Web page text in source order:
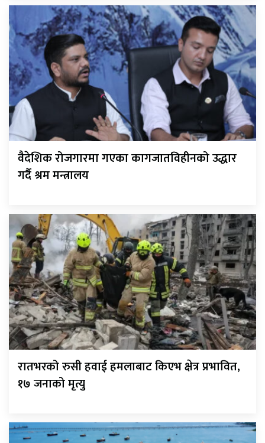
वैदेशिक रोजगारमा गएका कागजातविहीनको उद्धार
गर्दै श्रम मन्त्रालय
रातभरको रुसी हवाई हमलाबाट किएभ क्षेत्र प्रभावित,
१७ जनाको मृत्यु